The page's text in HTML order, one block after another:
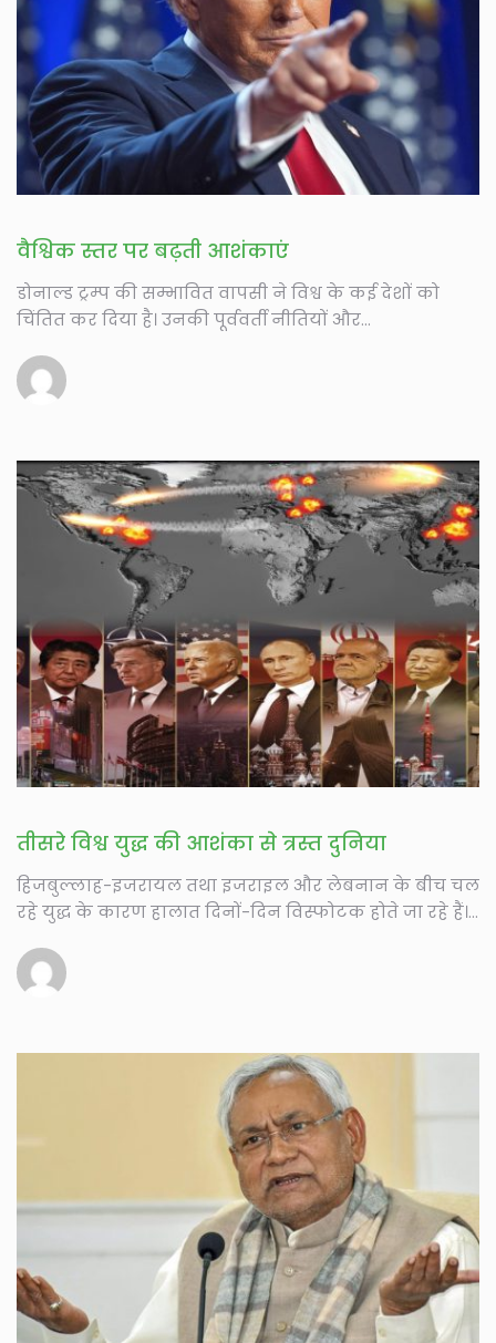
वैश्विक स्तर पर बढ़ती आशंकाएं
डोनाल्ड ट्रम्प की सम्भावित वापसी ने विश्व के कई देशों को
चिंतित कर दिया है। उनकी पूर्ववर्ती नीतियों और...
तीसरे विश्व युद्ध की आशंका से त्रस्त दुनिया
हिजबुल्लाह-इजरायल तथा इजराइल और लेबनान के बीच चल
रहे युद्ध के कारण हालात दिनों-दिन विस्फोटक होते जा रहे हैं।...